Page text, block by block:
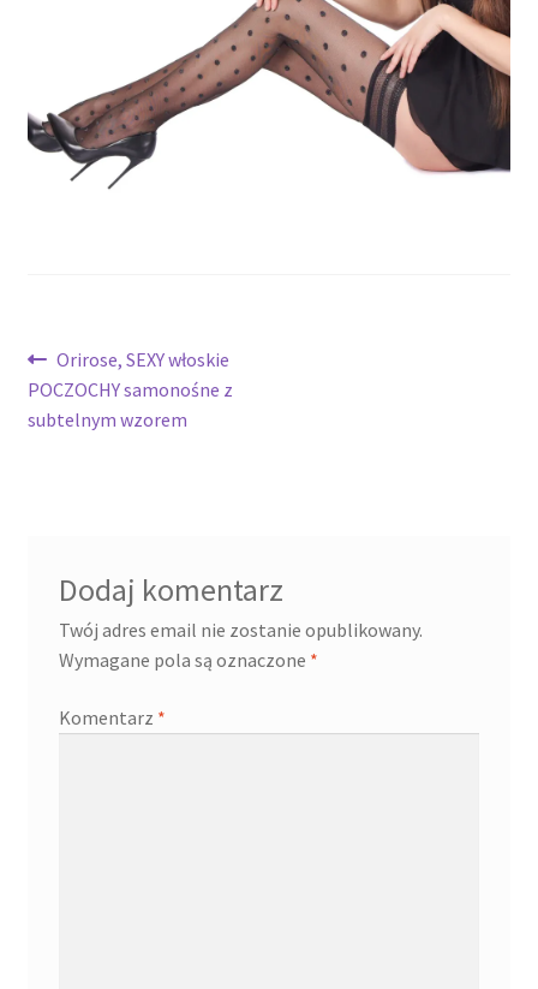
potomne
Nawigacja
wpisu
Poprzedni
wpis:
Orirose, SEXY włoskie
POCZOCHY samonośne z
subtelnym wzorem
Dodaj komentarz
Twój adres email nie zostanie opublikowany.
Wymagane pola są oznaczone *
Komentarz *